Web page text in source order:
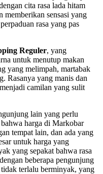
cita rasa lada hitam
memberikan sensasi yang
rasa yang pas
Reguler, yang
untuk menutup makan
yang melimpah, martabak
Rasanya yang manis dan
camilan yang sulit
lain yang perlu
harga di Markobar
tempat lain, dan ada yang
untuk harga yang
yang sepakat bahwa rasa
beberapa pengunjung
terlalu berminyak, yang